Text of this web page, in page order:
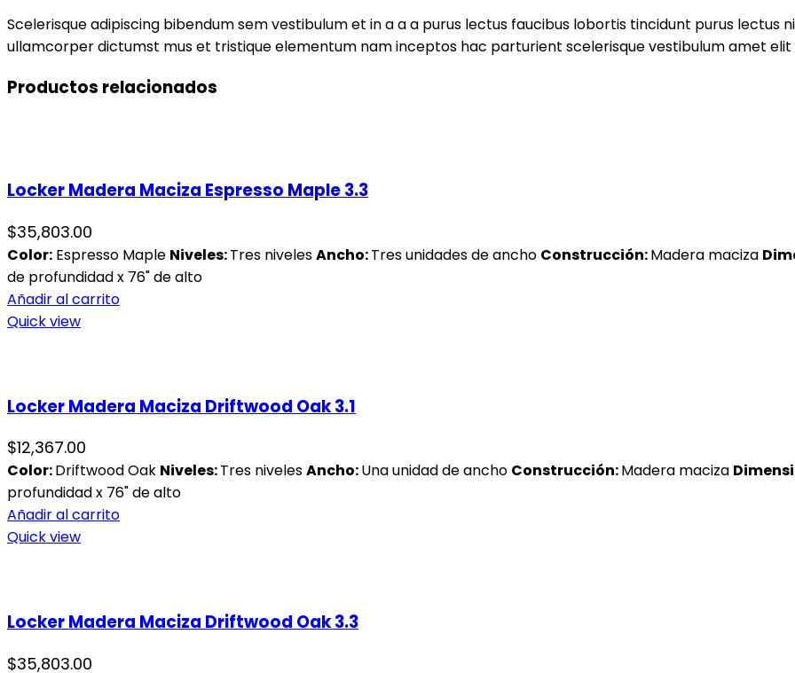
Scelerisque adipiscing bibendum sem vestibulum et in a a a purus lectus faucibus lobortis tincidunt purus lectus
ullamcorper dictumst mus et tristique elementum nam inceptos hac parturient scelerisque vestibulum amet
Productos relacionados
Locker Madera Maciza Espresso Maple 3.3
$35,803.00
Color: Espresso Maple Niveles:Tres nivelesAncho:Tres unidades de ancho Construcción:Madera maciza
de profundidad x 76" de alto
Añadir al carrito
Quick view
Locker Madera Maciza Driftwood Oak 3.1
$12,367.00
Color:Driftwood Oak Niveles:Tres nivelesAncho:Una unidad de ancho Construcción:Madera maciza
profundidad x 76" de alto
Añadir al carrito
Quick view
Locker Madera Maciza Driftwood Oak 3.3
$35,803.00